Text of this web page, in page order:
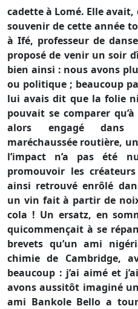
cadette à Lomé. Elle
souvenir de cette année
à Ifé, professeur de
proposé de venir un soir
bien ainsi : nous avons
ou politique ; beaucoup
lui avais dit que la folie
pouvait se comparer
alors engagé dans
maréchaussée routière,
l’impact n’a pas été
promouvoir les
ainsi retrouvé enrôlé
un vin fait à partir de
cola ! Un ersatz, en
quicommençait à se
brevets qu’un ami
chimie de Cambridge,
beaucoup : j’ai aimé et
avons aussitôt imaginé
ami Bankole Bello a